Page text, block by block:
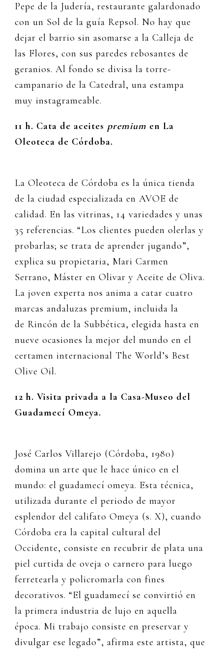
Pepe de la Judería, restaurante galardonado
con un Sol de la guía Repsol. No hay que
dejar el barrio sin asomarse a la Calleja de
las Flores, con sus paredes rebosantes de
geranios. Al fondo se divisa la torre-
campanario de la Catedral, una estampa
muy instagrameable.
11 h. Cata de aceites premium en La
Oleoteca de Córdoba.
La Oleoteca de Córdoba es la única tienda
de la ciudad especializada en AVOE de
calidad. En las vitrinas, 14 variedades y unas
35 referencias. “Los clientes pueden olerlas y
probarlas; se trata de aprender jugando”,
explica su propietaria, Mari Carmen
Serrano, Máster en Olivar y Aceite de Oliva.
La joven experta nos anima a catar cuatro
marcas andaluzas premium, incluida la
de Rincón de la Subbética, elegida hasta en
nueve ocasiones la mejor del mundo en el
certamen internacional The World’s Best
Olive Oil.
12 h. Visita privada a la Casa-Museo del
Guadamecí Omeya.
José Carlos Villarejo (Córdoba, 1980)
domina un arte que le hace único en el
mundo: el guadamecí omeya. Esta técnica,
utilizada durante el periodo de mayor
esplendor del califato Omeya (s. X), cuando
Córdoba era la capital cultural del
Occidente, consiste en recubrir de plata una
piel curtida de oveja o carnero para luego
ferretearla y policromarla con fines
decorativos. “El guadamecí se convirtió en
la primera industria de lujo en aquella
época. Mi trabajo consiste en preservar y
divulgar ese legado”, afirma este artista, que